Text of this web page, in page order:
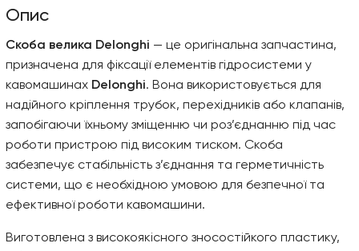
Опис
Скоба велика Delonghi — це оригінальна запчастина,
призначена для фіксації елементів гідросистеми у
кавомашинах Delonghi. Вона використовується для
надійного кріплення трубок, перехідників або клапанів,
запобігаючи їхньому зміщенню чи роз’єднанню під час
роботи пристрою під високим тиском. Скоба
забезпечує стабільність з’єднання та герметичність
системи, що є необхідною умовою для безпечної та
ефективної роботи кавомашини.
Виготовлена з високоякісного зносостійкого пластику,